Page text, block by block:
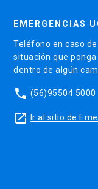
EMERGENCIAS
Teléfono en caso
situación que
dentro de algún
phone (56)95504 5000
launch Ir al sitio de